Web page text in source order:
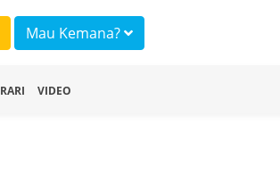
Mau Kemana?
VIDEO